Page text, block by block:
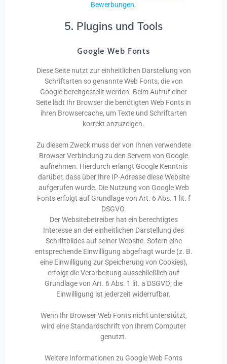
Bewerbungen.
5. Plugins und Tools
Google Web Fonts
Diese Seite nutzt zur einheitlichen Darstellung von
Schriftarten so genannte Web Fonts, die von
Google bereitgestellt werden. Beim Aufruf einer
Seite lädt Ihr Browser die benötigten Web Fonts in
ihren Browsercache, um Texte und Schriftarten
korrekt anzuzeigen.
Zu diesem Zweck muss der von Ihnen verwendete
Browser Verbindung zu den Servern von Google
aufnehmen. Hierdurch erlangt Google Kenntnis
darüber, dass über Ihre IP-Adresse diese Website
aufgerufen wurde. Die Nutzung von Google Web
Fonts erfolgt auf Grundlage von Art. 6 Abs. 1 lit. f
DSGVO.
Der Websitebetreiber hat ein berechtigtes
Interesse an der einheitlichen Darstellung des
Schriftbildes auf seiner Website. Sofern eine
entsprechende Einwilligung abgefragt wurde (z. B.
eine Einwilligung zur Speicherung von Cookies),
erfolgt die Verarbeitung ausschließlich auf
Grundlage von Art. 6 Abs. 1 lit. a DSGVO; die
Einwilligung ist jederzeit widerrufbar.
Wenn Ihr Browser Web Fonts nicht unterstützt,
wird eine Standardschrift von Ihrem Computer
genutzt.
Weitere Informationen zu Google Web Fonts